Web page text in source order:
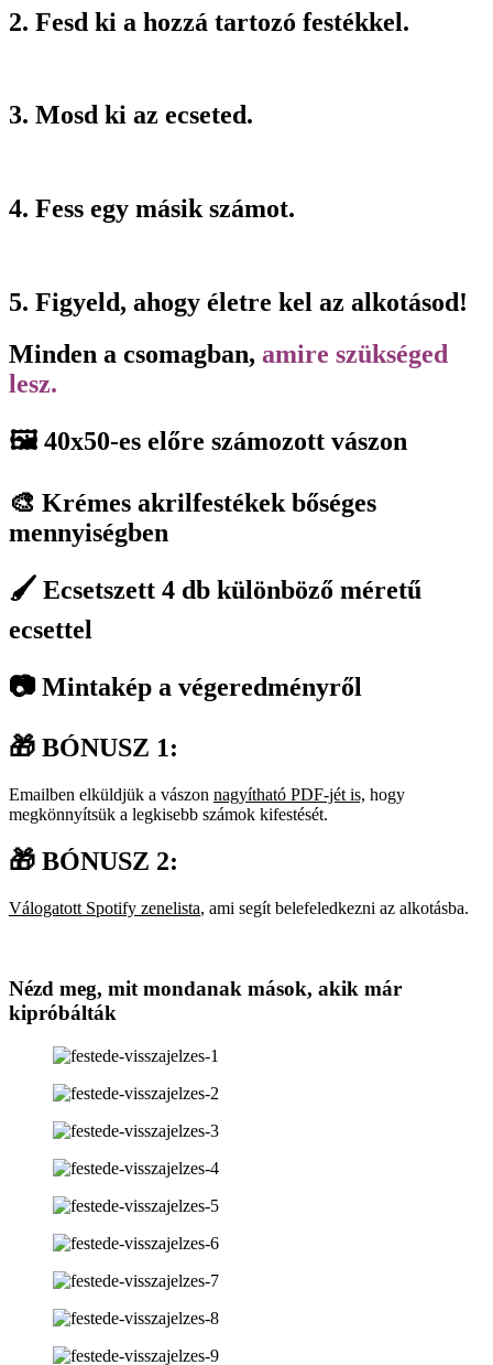
2. Fesd ki a hozzá tartozó festékkel.
3. Mosd ki az ecseted.
4. Fess egy másik számot.
5. Figyeld, ahogy életre kel az alkotásod!
Minden a csomagban, amire szükséged
lesz.
🖼️ 40x50-es előre számozott vászon
🎨 Krémes akrilfestékek bőséges
mennyiségben
🖌️ Ecsetszett 4 db különböző méretű
ecsettel
📷 Mintakép a végeredményről
🎁 BÓNUSZ 1:
Emailben elküldjük a vászon nagyítható PDF-jét is, hogy
megkönnyítsük a legkisebb számok kifestését.
🎁 BÓNUSZ 2:
Válogatott Spotify zenelista, ami segít belefeledkezni az alkotásba.
Nézd meg, mit mondanak mások, akik már
kipróbálták